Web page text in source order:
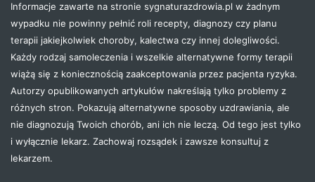
Informacje zawarte na stronie sygnaturazdrowia.pl w żadnym
wypadku nie powinny pełnić roli recepty, diagnozy czy planu
terapii jakiejkolwiek choroby, kalectwa czy innej dolegliwości.
Każdy rodzaj samoleczenia i wszelkie alternatywne formy terapii
wiążą się z koniecznością zaakceptowania przez pacjenta ryzyka.
Autorzy opublikowanych artykułów nakreślają tylko problemy z
różnych stron. Pokazują alternatywne sposoby uzdrawiania, ale
nie diagnozują Twoich chorób, ani ich nie leczą. Od tego jest tylko
i wyłącznie lekarz. Zachowaj rozsądek i zawsze konsultuj z
lekarzem.